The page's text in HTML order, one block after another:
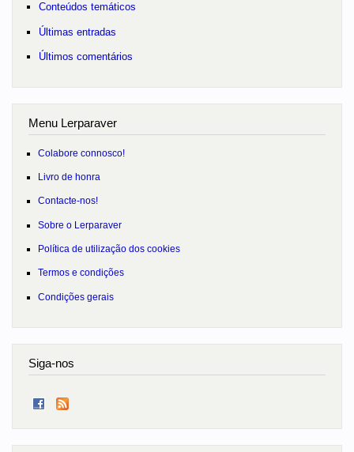
Conteúdos temáticos
Últimas entradas
Últimos comentários
Menu Lerparaver
Colabore connosco!
Livro de honra
Contacte-nos!
Sobre o Lerparaver
Política de utilização dos cookies
Termos e condições
Condições gerais
Siga-nos